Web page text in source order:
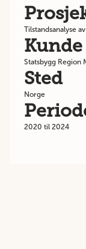
Tilstandsanalyse
Kunde
Statsbygg Region
Sted
Norge
2020 til 2024